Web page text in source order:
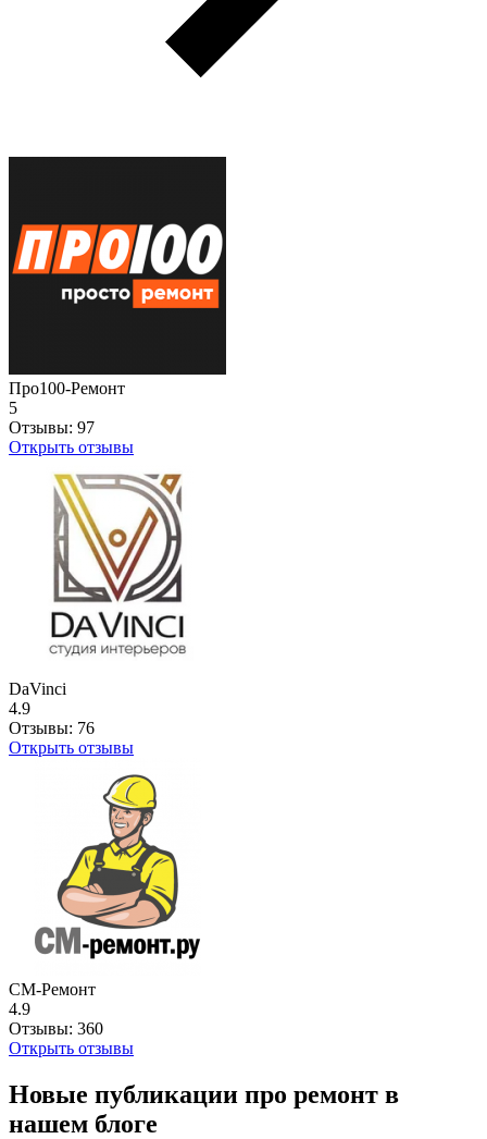
Про100-Ремонт
5
Отзывы: 97
Открыть отзывы
DaVinci
4.9
Отзывы: 76
Открыть отзывы
СМ-Ремонт
4.9
Отзывы: 360
Открыть отзывы
Новые публикации про ремонт в
нашем блоге